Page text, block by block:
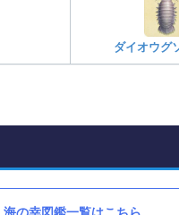
ダイオウグ